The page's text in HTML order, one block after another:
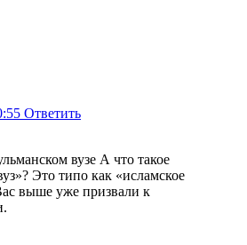
Ответить
вузе А что такое
Это типо как «исламское
выше уже призвали к